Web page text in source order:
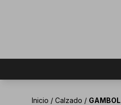
Inicio / Calzado / GAMBOL